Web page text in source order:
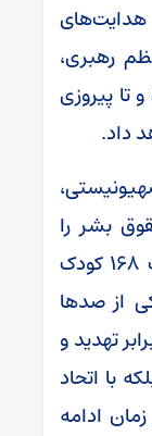
هدایت‌های
رهبری،
تا پیروزی
داد.
بشر را
برای جهانیان آشکار کرد که شهادت ۱۶۸ کودک
از صدها
تهدید و
با اتحاد
ادامه